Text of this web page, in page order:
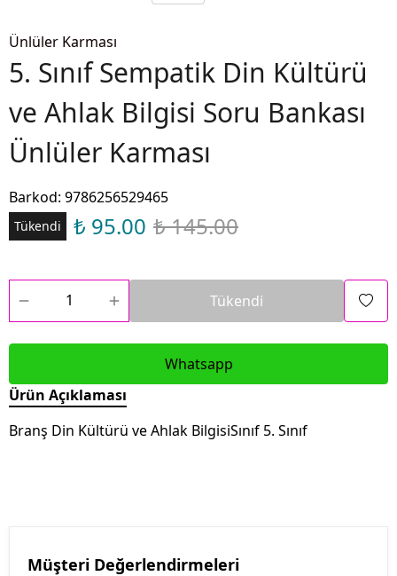
Ünlüler Karması
5. Sınıf Sempatik Din Kültürü
ve Ahlak Bilgisi Soru Bankası
Ünlüler Karması
Barkod: 9786256529465
Tükendi ₺ 95.00 ₺ 145.00
Tükendi
Whatsapp
Ürün Açıklaması
Branş Din Kültürü ve Ahlak BilgisiSınıf 5. Sınıf
Müşteri Değerlendirmeleri